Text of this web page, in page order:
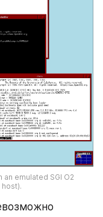
emulated SGI O2